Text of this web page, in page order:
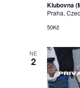
Klubovna
Praha,
50Kč
NE
2